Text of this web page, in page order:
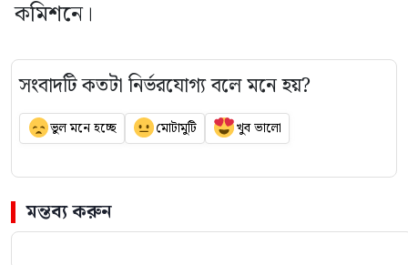
কমিশনে।
সংবাদটি কতটা নির্ভরযোগ্য বলে মনে হয়?
ভুল মনে হচ্ছে মোটামুটি খুব ভালো
মন্তব্য করুন